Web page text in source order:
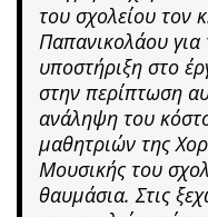
του σχολείου τον
Παπανικολάου
υποστήριξη στο
στην περίπτωση
ανάληψη του
μαθητριών της
Μουσικής του
θαυμάσια. Στις